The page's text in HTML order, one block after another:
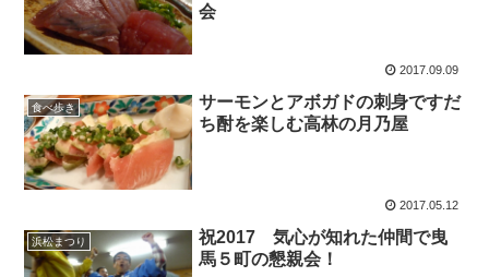
会
2017.09.09
食べ歩き
サーモンとアボガドの刺身ですだ
ち酎を楽しむ高林の月乃屋
2017.05.12
浜松まつり
祝2017 気心が知れた仲間で曳
馬５町の懇親会！